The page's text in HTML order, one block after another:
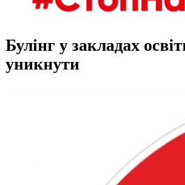
Булінг у закладах
уникнути